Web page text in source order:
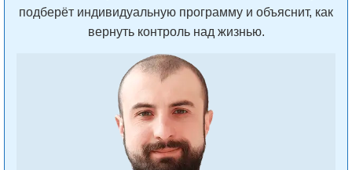
подберёт индивидуальную программу и объяснит, как
вернуть контроль над жизнью.